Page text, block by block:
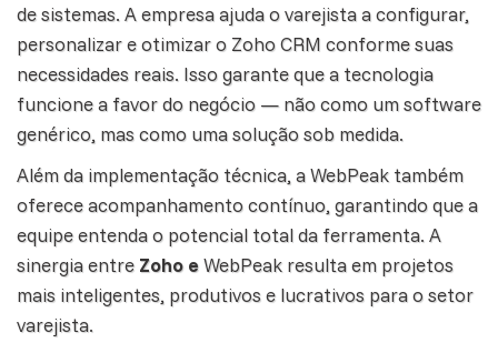
de sistemas. A empresa ajuda o varejista a configurar,
personalizar e otimizar o Zoho CRM conforme suas
necessidades reais. Isso garante que a tecnologia
funcione a favor do negócio — não como um software
genérico, mas como uma solução sob medida.
Além da implementação técnica, a WebPeak também
oferece acompanhamento contínuo, garantindo que a
equipe entenda o potencial total da ferramenta. A
sinergia entre Zoho eWebPeak resulta em projetos
mais inteligentes, produtivos e lucrativos para o setor
varejista.